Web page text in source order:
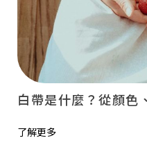
了解更多